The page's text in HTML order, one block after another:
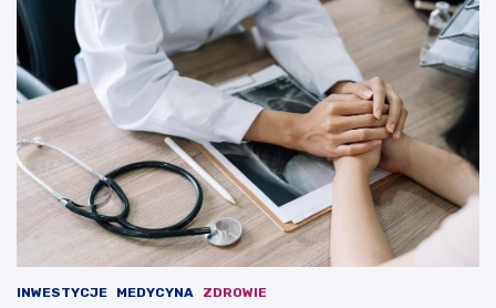
INWESTYCJE MEDYCYNA ZDROWIE